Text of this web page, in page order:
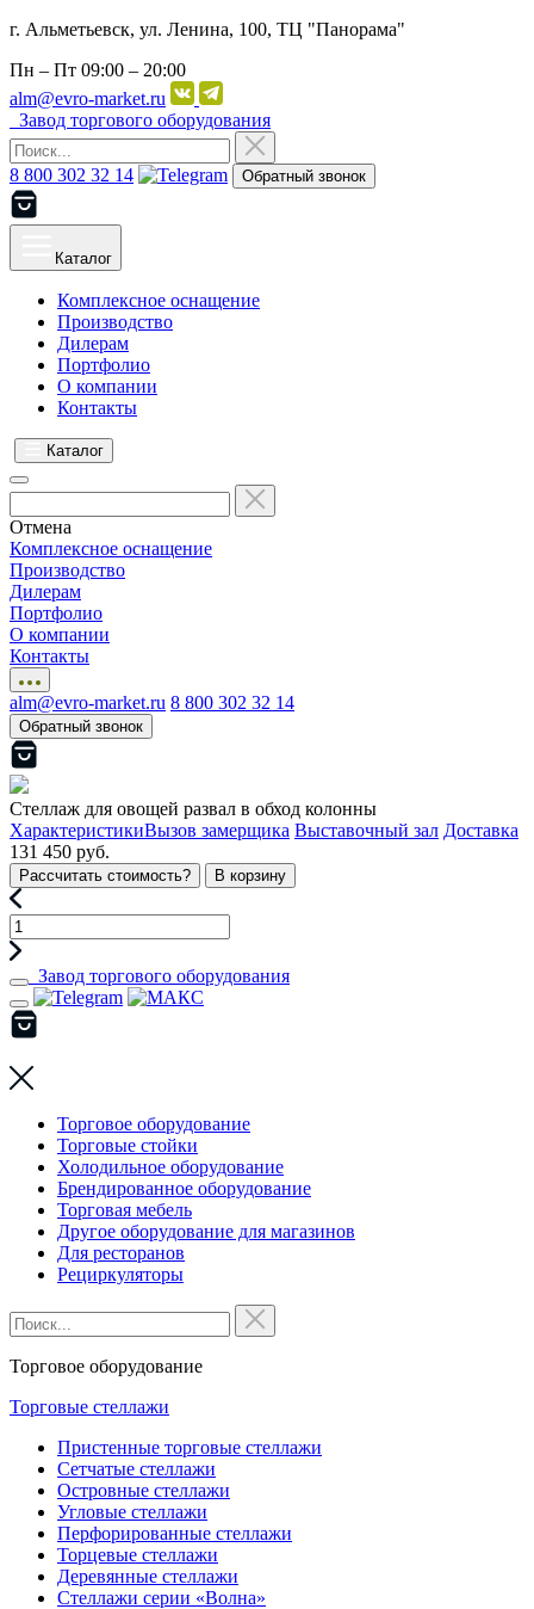
г. Альметьевск, ул. Ленина, 100, ТЦ "Панорама"
Пн – Пт 09:00 – 20:00
alm@evro-market.ru
Завод торгового оборудования
8 800 302 32 14 Обратный звонок
Каталог
Комплексное оснащение
Производство
Дилерам
Портфолио
О компании
Контакты
Каталог
Отмена
Комплексное оснащение
Производство
Дилерам
Портфолио
О компании
Контакты
alm@evro-market.ru 8 800 302 32 14
Обратный звонок
Стеллаж для овощей развал в обход колонны
ХарактеристикиВызов замерщика Выставочный зал Доставка
131 450 руб.
Рассчитать стоимость? В корзину
Завод торгового оборудования
Торговое оборудование
Торговые стойки
Холодильное оборудование
Брендированное оборудование
Торговая мебель
Другое оборудование для магазинов
Для ресторанов
Рециркуляторы
Торговое оборудование
Торговые стеллажи
Пристенные торговые стеллажи
Сетчатые стеллажи
Островные стеллажи
Угловые стеллажи
Перфорированные стеллажи
Торцевые стеллажи
Деревянные стеллажи
Стеллажи серии «Волна»